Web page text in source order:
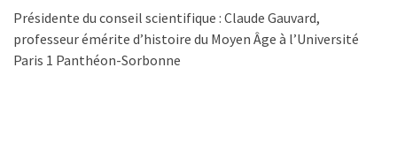
Présidente du conseil scientifique : Claude Gauvard,
professeur émérite d’histoire du Moyen Âge à l’Université
Paris 1 Panthéon-Sorbonne